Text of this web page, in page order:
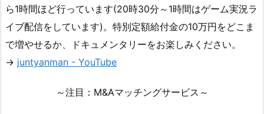
ら1時間ほど行っています(20時30分～1時間はゲーム実況ラ
イブ配信をしています)。特別定額給付金の10万円をどこま
で増やせるか、ドキュメンタリーをお楽しみください。
→ juntyanman - YouTube
～注目：M&Aマッチングサービス～